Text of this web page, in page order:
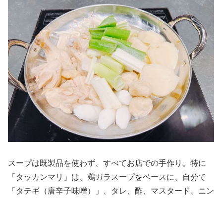
スープは既製品を使わず、すべてお店での手作り。特に
「タッカンマリ」は、鶏ガラスープをベースに、自分で
「タテギ（唐辛子味噌）」、タレ、酢、マスタード、ニン